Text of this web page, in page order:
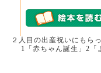
２人目の出産祝いにもら
1「赤ちゃん誕生」2「